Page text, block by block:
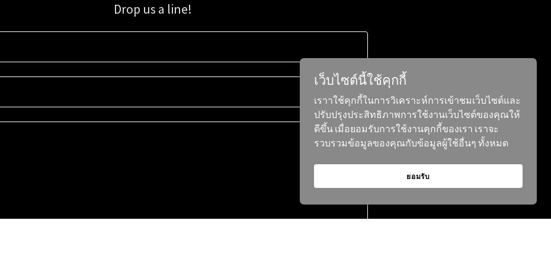
Drop us a line!
เว็บไซต์นี้ใช้คุกกี้
เราาใช้คุกกี้ในการวิเคราะห์การเข้าชมเว็บไซต์และ
ปรับปรุงประสิทธิภาพการใช้งานเว็บไซต์ของคุณให้
ดีขึ้น เมื่อยอมรับการใช้งานคุกกี้ของเรา เราจะ
รวบรวมข้อมูลของคุณกับข้อมูลผู้ใช้อื่นๆ ทั้งหมด
ยอมรับ